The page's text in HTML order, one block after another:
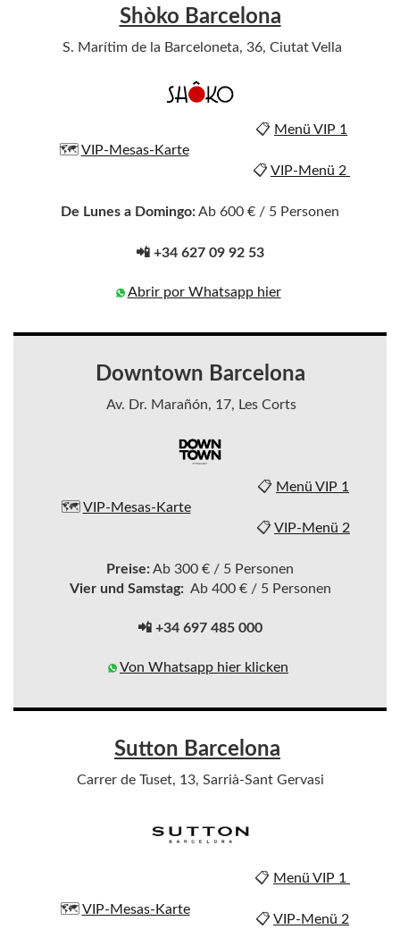
Shòko Barcelona
S. Marítim de la Barceloneta, 36, Ciutat Vella
🗺️ VIP-Mesas-Karte
📋 Menü VIP 1
📋VIP-Menü 2
De Lunes a Domingo:Ab 600 € / 5 Personen
📲 +34 627 09 92 53
Abrir por Whatsapp hier
Downtown Barcelona
Av. Dr. Marañón, 17, Les Corts
🗺️ VIP-Mesas-Karte
📋 Menü VIP 1
📋VIP-Menü 2
Preise:Ab 300 € / 5 Personen
Vier und Samstag:Ab 400 € / 5 Personen
📲 +34 697 485 000
Von Whatsapp hier klicken
Sutton Barcelona
Carrer de Tuset, 13, Sarrià-Sant Gervasi
🗺️ VIP-Mesas-Karte
📋 Menü VIP 1
📋VIP-Menü 2